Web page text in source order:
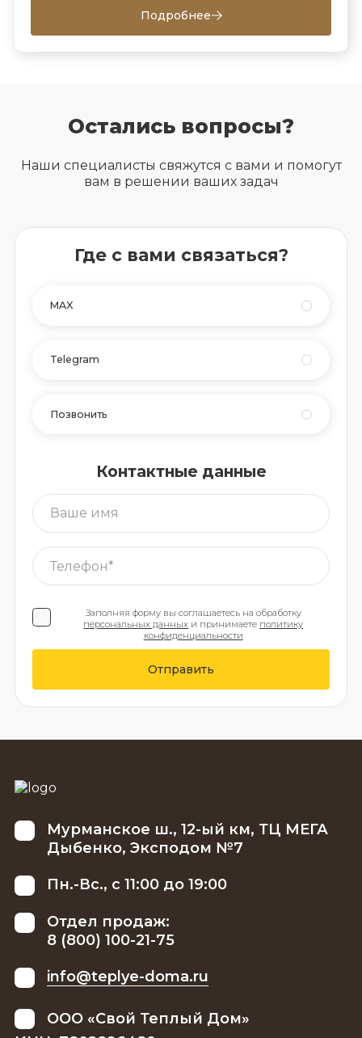
Подробнее
Остались вопросы?
Наши специалисты свяжутся с вами и помогут
вам в решении ваших задач
Где с вами связаться?
MAX
Telegram
Позвонить
Контактные данные
Заполняя форму вы соглашаетесь на обработку
персональных данных и принимаете политику
конфиденциальности
Отправить
Мурманское ш., 12-ый км, ТЦ МЕГА
Дыбенко, Эксподом №7
Пн.-Вс., с 11:00 до 19:00
Отдел продаж:
8 (800) 100-21-75
info@teplye-doma.ru
ООО «Свой Теплый Дом»